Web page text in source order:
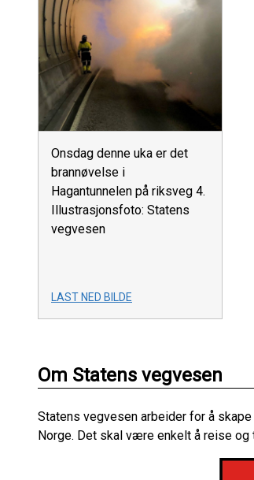
Onsdag denne uka er det
brannøvelse i
Hagantunnelen på riksveg 4.
Illustrasjonsfoto: Statens
vegvesen
LAST NED BILDE
Om Statens vegvesen
Statens vegvesen arbeider for å
Norge. Det skal være enkelt å reise